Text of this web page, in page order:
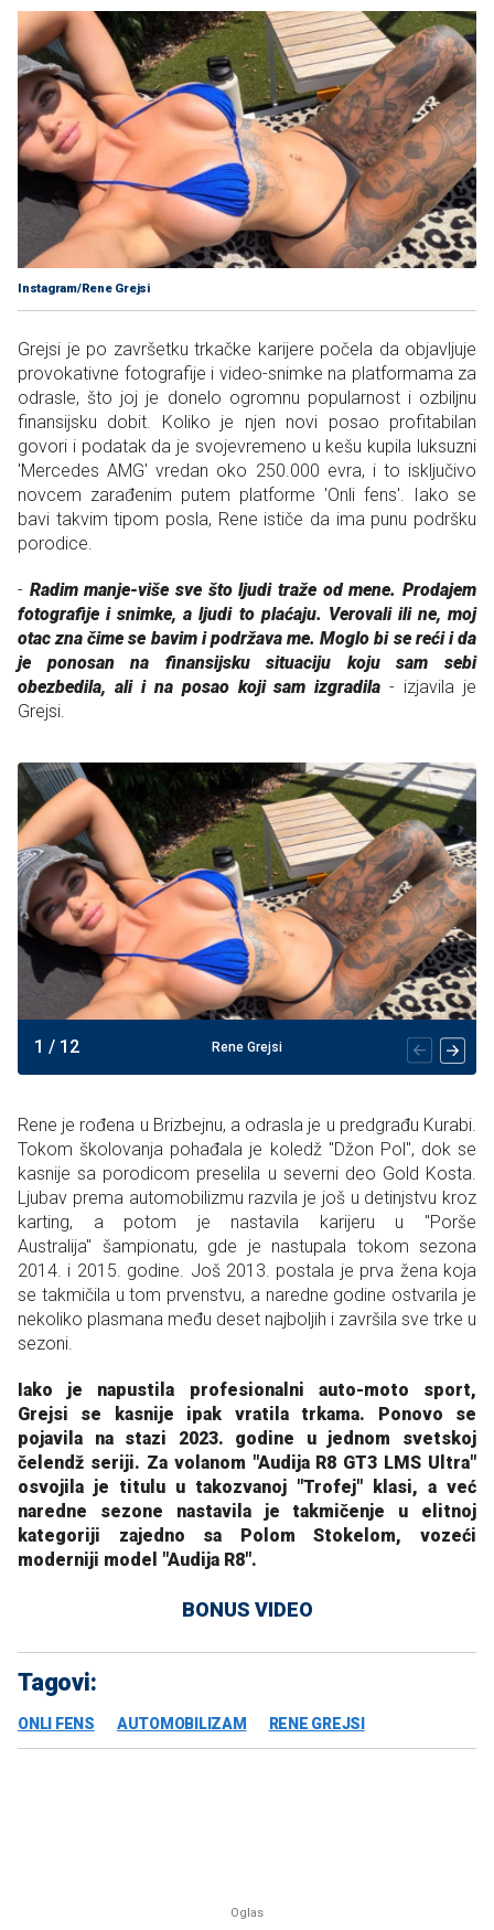
Instagram/Rene Grejsi
Grejsi je po završetku trkačke karijere počela da objavljuje
provokativne fotografije i video-snimke na platformama za
odrasle, što joj je donelo ogromnu popularnost i ozbiljnu
finansijsku dobit. Koliko je njen novi posao profitabilan
govori i podatak da je svojevremeno u kešu kupila luksuzni
'Mercedes AMG' vredan oko 250.000 evra, i to isključivo
novcem zarađenim putem platforme 'Onli fens'. Iako se
bavi takvim tipom posla, Rene ističe da ima punu podršku
porodice.
- Radim manje-više sve što ljudi traže od mene. Prodajem
fotografije i snimke, a ljudi to plaćaju. Verovali ili ne, moj
otac zna čime se bavim i podržava me. Moglo bi se reći i da
je ponosan na finansijsku situaciju koju sam sebi
obezbedila, ali i na posao koji sam izgradila - izjavila je
Grejsi.
Rene Grejsi
1 / 12
Rene je rođena u Brizbejnu, a odrasla je u predgrađu Kurabi.
Tokom školovanja pohađala je koledž "Džon Pol", dok se
kasnije sa porodicom preselila u severni deo Gold Kosta.
Ljubav prema automobilizmu razvila je još u detinjstvu kroz
karting, a potom je nastavila karijeru u "Porše
Australija" šampionatu, gde je nastupala tokom sezona
2014. i 2015. godine. Još 2013. postala je prva žena koja
se takmičila u tom prvenstvu, a naredne godine ostvarila je
nekoliko plasmana među deset najboljih i završila sve trke u
sezoni.
Iako je napustila profesionalni auto-moto sport,
Grejsi se kasnije ipak vratila trkama. Ponovo se
pojavila na stazi 2023. godine u jednom svetskoj
čelendž seriji. Za volanom "Audija R8 GT3 LMS Ultra"
osvojila je titulu u takozvanoj "Trofej" klasi, a već
naredne sezone nastavila je takmičenje u elitnoj
kategoriji zajedno sa Polom Stokelom, vozeći
moderniji model "Audija R8".
BONUS VIDEO
Tagovi:
ONLI FENS AUTOMOBILIZAM RENE GREJSI